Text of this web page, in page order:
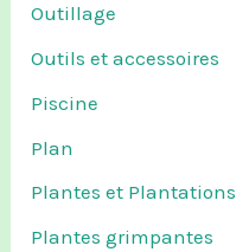
Outillage
Outils et accessoires
Piscine
Plan
Plantes et Plantations
Plantes grimpantes